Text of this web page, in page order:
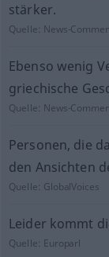
stärker.
Quelle: News-
Ebenso wenig
griechische
Quelle: News-
Personen, die
den Ansichten
Quelle: GlobalVoices
Leider kommt
Quelle: Europarl